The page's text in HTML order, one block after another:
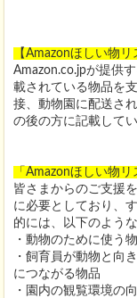
【Amazonほしい物
Amazon.co.jpが提供
載されている物品を
接、動物園に配送さ
の後の方に記載してい
「Amazonほしい物
皆さまからのご支援
に必要としており、
的には、以下のよう
・動物のために使う
・飼育員が動物と向
につながる物品
・園内の観覧環境の